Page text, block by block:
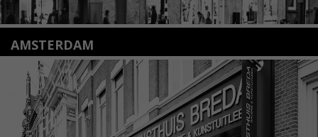
AMSTERDAM
Amstelveenseweg 135
1075 VX Amsterdam
+31 (0)20 2332546
info@kunsthuisamsterdam.nl